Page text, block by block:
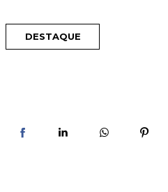
DESTAQUE